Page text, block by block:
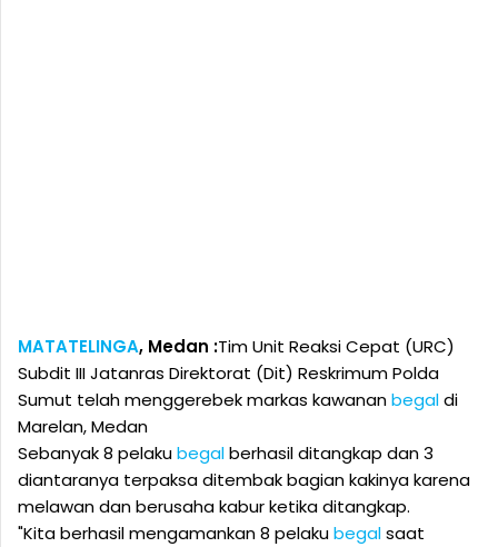
MATATELINGA, Medan :Tim Unit Reaksi Cepat (URC)
Subdit III Jatanras Direktorat (Dit) Reskrimum Polda
Sumut telah menggerebek markas kawananbegaldi
Marelan, Medan
Sebanyak 8 pelakubegalberhasil ditangkap dan 3
diantaranya terpaksa ditembak bagian kakinya karena
melawan dan berusaha kabur ketika ditangkap.
"Kita berhasil mengamankan 8 pelakubegalsaat